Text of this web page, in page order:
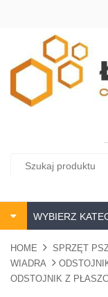
WYBIERZ
HOME SPRZĘT
WIADRA
ODSTOJNIK Z